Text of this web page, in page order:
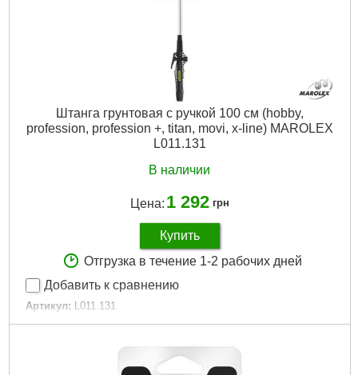
Штанга грунтовая с ручкой 100 см (hobby,
profession, profession +, titan, movi, x-line) MAROLEX
L011.131
В наличии
Цена: 1 292 грн
Купить
Отгрузка в течение 1-2 рабочих дней
Добавить к сравнению
Артикул: L011.131
Код товара: 24.36.43
Подробнее...